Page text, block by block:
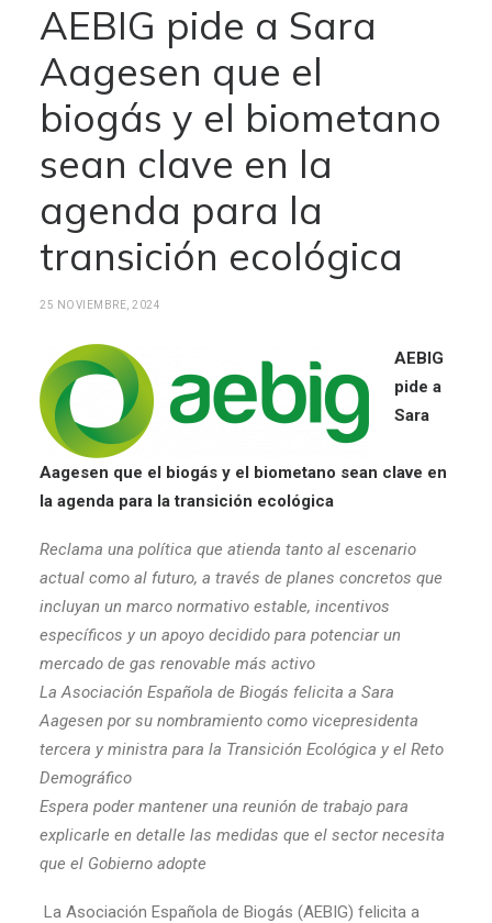
AEBIG pide a Sara
Aagesen que el
biogás y el biometano
sean clave en la
agenda para la
transición ecológica
25 NOVIEMBRE, 2024
AEBIG
pide a
Sara
Aagesen que el biogás y el biometano sean clave en
la agenda para la transición ecológica
Reclama una política que atienda tanto al escenario
actual como al futuro, a través de planes concretos que
incluyan un marco normativo estable, incentivos
específicos y un apoyo decidido para potenciar un
mercado de gas renovable más activo
La Asociación Española de Biogás felicita a Sara
Aagesen por su nombramiento como vicepresidenta
tercera y ministra para la Transición Ecológica y el Reto
Demográfico
Espera poder mantener una reunión de trabajo para
explicarle en detalle las medidas que el sector necesita
que el Gobierno adopte
La Asociación Española de Biogás (AEBIG) felicita a